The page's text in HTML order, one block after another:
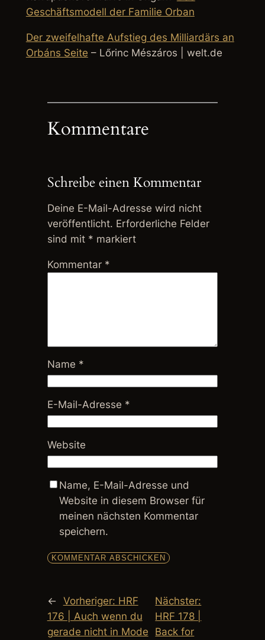
Geschäftsmodell der Familie Orban
Der zweifelhafte Aufstieg des Milliardärs an
Orbáns Seite – Lőrinc Mészáros | welt.de
Kommentare
Schreibe einen Kommentar
Deine E-Mail-Adresse wird nicht
veröffentlicht. Erforderliche Felder
sind mit * markiert
Kommentar *
Name *
E-Mail-Adresse *
Website
Name, E-Mail-Adresse und
Website in diesem Browser für
meinen nächsten Kommentar
speichern.
← Vorheriger: HRF
176 | Auch wenn du
gerade nicht in Mode
Nächster:
HRF 178 |
Back for